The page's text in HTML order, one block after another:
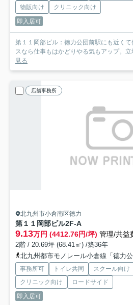
物販向け
クリニック向け
即入居可
第１１岡部ビル：徳力公団前駅にも近く
スなら仕事もはかどりやる気もアップ。
見る
店舗事務所
北九州市小倉南区徳力
第１１岡部ビル2F-A
9.13万円 (4412.76円/坪) 管理/共益
2階 / 20.69坪 (68.41㎡) /築36年
北九州都市モノレール小倉線「徳力
事務所可 トイレ共同 スクール向け
クリニック向け
ロードサイド
即入居可